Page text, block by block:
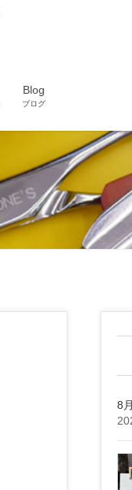
Blog
ブログ
8